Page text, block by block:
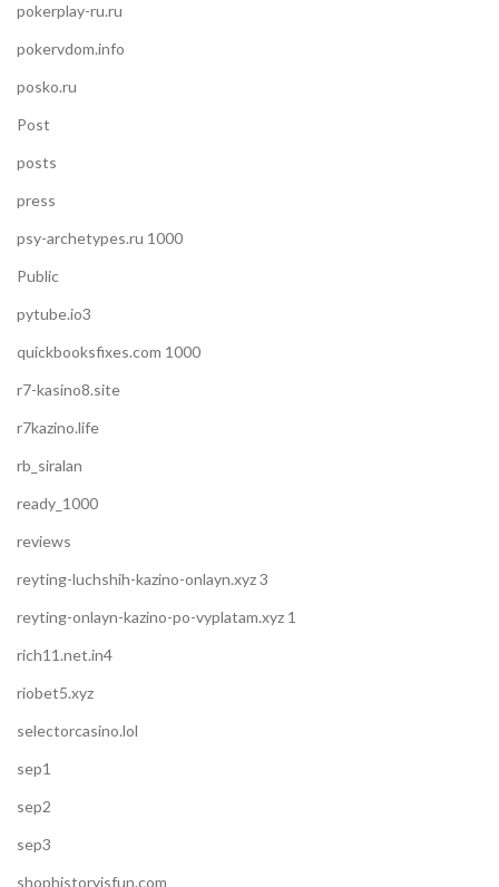
pokerplay-ru.ru
pokervdom.info
posko.ru
Post
posts
press
psy-archetypes.ru 1000
Public
pytube.io3
quickbooksfixes.com 1000
r7-kasino8.site
r7kazino.life
rb_siralan
ready_1000
reviews
reyting-luchshih-kazino-onlayn.xyz 3
reyting-onlayn-kazino-po-vyplatam.xyz 1
rich11.net.in4
riobet5.xyz
selectorcasino.lol
sep1
sep2
sep3
shophistoryisfun.com